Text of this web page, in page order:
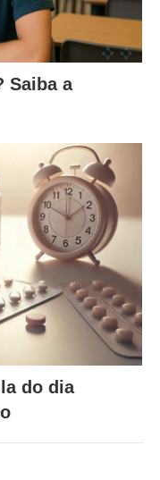
Saiba a
do dia